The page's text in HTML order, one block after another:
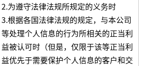
2.为遵守法律法规所规定的义务时
3.根据各国法律法规的规定，与本公司
等处理个人信息的行为所相关的正当利
益被认可时（但是，仅限于该等正当利
益优先于需要保护个人信息的客户和交